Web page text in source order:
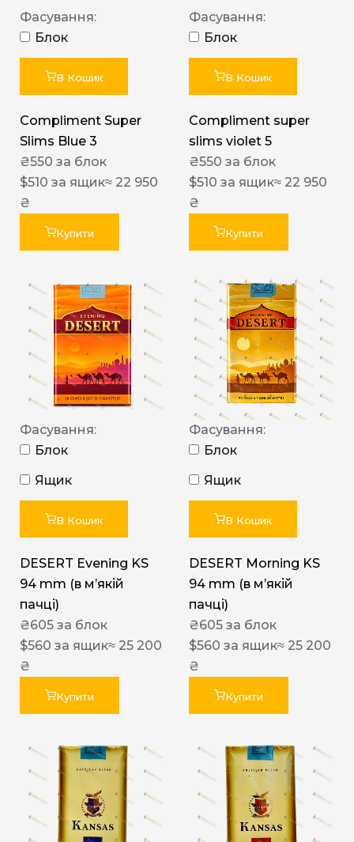
Фасування:
Блок
В Кошик
Compliment Super
Slims Blue 3
₴550 за блок
$510 за ящик≈ 22 950
₴
Купити
Фасування:
Блок
В Кошик
Compliment super
slims violet 5
₴550 за блок
$510 за ящик≈ 22 950
₴
Купити
Фасування:
Блок
Ящик
В Кошик
DESERT Evening KS
94 mm (в мʼякій
пачці)
₴605 за блок
$560 за ящик≈ 25 200
₴
Купити
Фасування:
Блок
Ящик
В Кошик
DESERT Morning KS
94 mm (в мʼякій
пачці)
₴605 за блок
$560 за ящик≈ 25 200
₴
Купити